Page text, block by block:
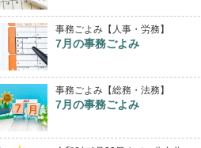
事務ごよみ【人事・労務】
7月の事務ごよみ
事務ごよみ【総務・法務】
7月の事務ごよみ